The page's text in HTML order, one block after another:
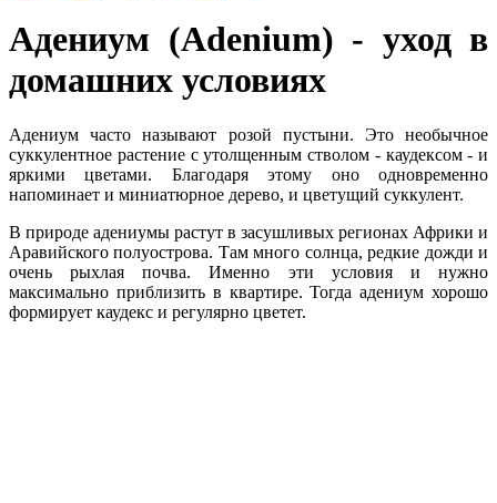
Адениум (Adenium) - уход в
домашних условиях
Адениум часто называют розой пустыни. Это необычное
суккулентное растение с утолщенным стволом - каудексом - и
яркими цветами. Благодаря этому оно одновременно
напоминает и миниатюрное дерево, и цветущий суккулент.
В природе адениумы растут в засушливых регионах Африки и
Аравийского полуострова. Там много солнца, редкие дожди и
очень рыхлая почва. Именно эти условия и нужно
максимально приблизить в квартире. Тогда адениум хорошо
формирует каудекс и регулярно цветет.